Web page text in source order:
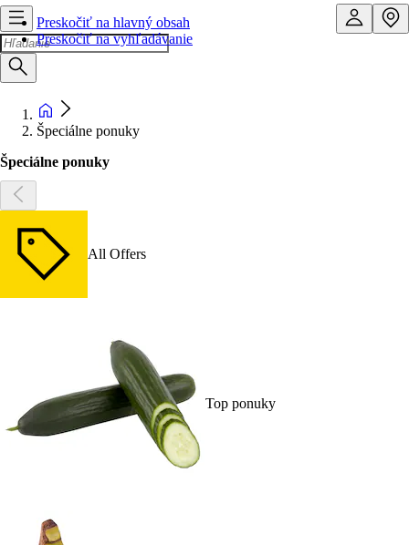
Preskočiť na hlavný obsah
Preskočiť na vyhľadávanie
Špeciálne ponuky
Špeciálne ponuky
All Offers
Top ponuky